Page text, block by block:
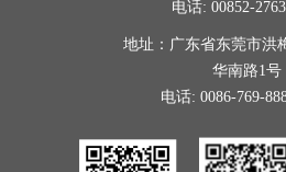
电话: 00852-
地址：广东省东莞市洪
华南路1号
电话: 0086-769-